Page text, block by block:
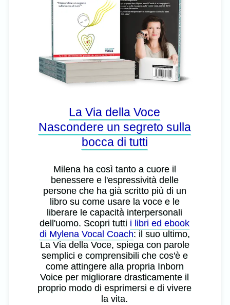
La Via della Voce
Nascondere un segreto sulla
bocca di tutti
Milena ha così tanto a cuore il
benessere e l'espressività delle
persone che ha già scritto più di un
libro su come usare la voce e le
liberare le capacità interpersonali
dell'uomo. Scopri tutti i libri ed ebook
di Mylena Vocal Coach: il suo ultimo,
La Via della Voce, spiega con parole
semplici e comprensibili che cos'è e
come attingere alla propria Inborn
Voice per migliorare drasticamente il
proprio modo di esprimersi e di vivere
la vita.